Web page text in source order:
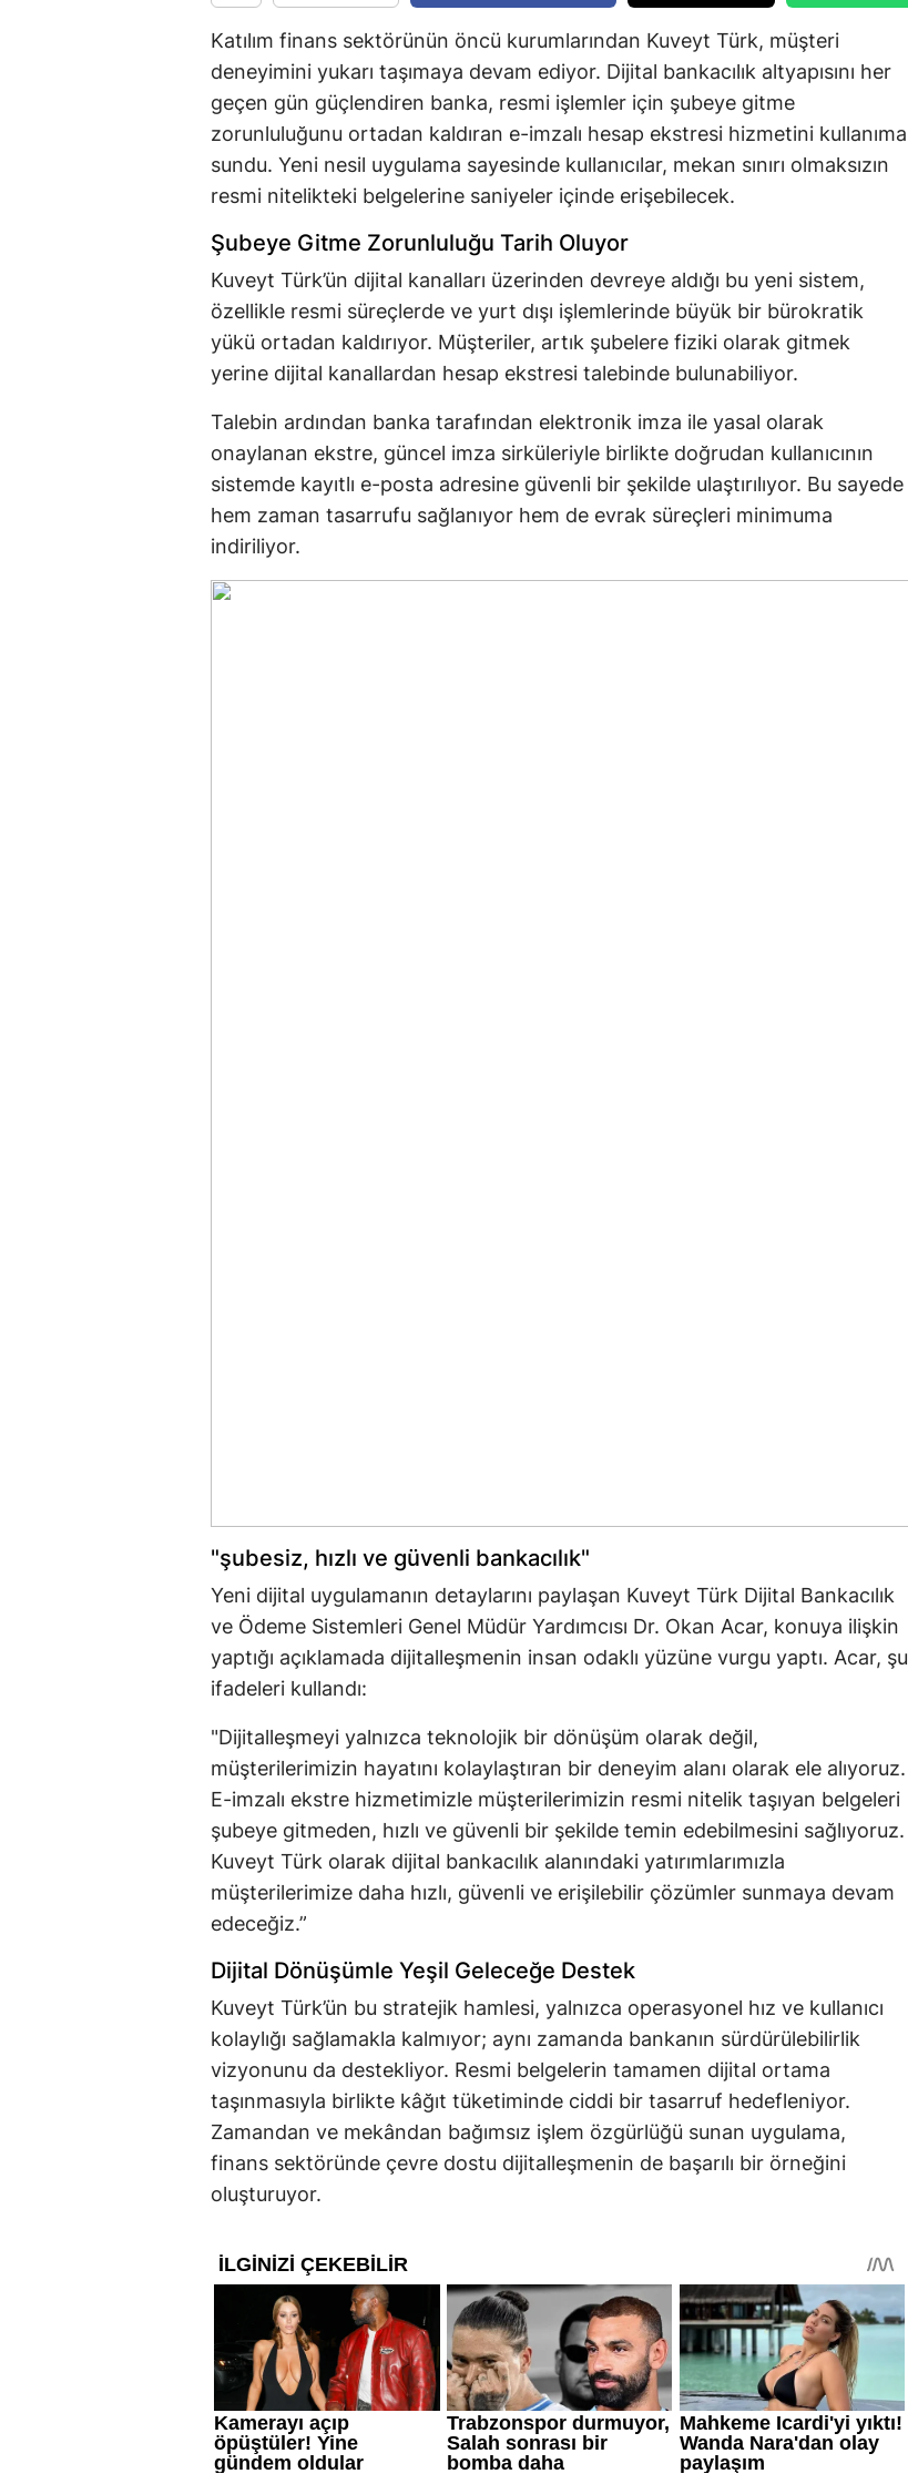
Katılım finans sektörünün öncü kurumlarından Kuveyt Türk, müşteri
deneyimini yukarı taşımaya devam ediyor. Dijital bankacılık altyapısını her
geçen gün güçlendiren banka, resmi işlemler için şubeye gitme
zorunluluğunu ortadan kaldıran e-imzalı hesap ekstresi hizmetini kullanıma
sundu. Yeni nesil uygulama sayesinde kullanıcılar, mekan sınırı olmaksızın
resmi nitelikteki belgelerine saniyeler içinde erişebilecek.
Şubeye Gitme Zorunluluğu Tarih Oluyor
Kuveyt Türk’ün dijital kanalları üzerinden devreye aldığı bu yeni sistem,
özellikle resmi süreçlerde ve yurt dışı işlemlerinde büyük bir bürokratik
yükü ortadan kaldırıyor. Müşteriler, artık şubelere fiziki olarak gitmek
yerine dijital kanallardan hesap ekstresi talebinde bulunabiliyor.
Talebin ardından banka tarafından elektronik imza ile yasal olarak
onaylanan ekstre, güncel imza sirküleriyle birlikte doğrudan kullanıcının
sistemde kayıtlı e-posta adresine güvenli bir şekilde ulaştırılıyor. Bu sayede
hem zaman tasarrufu sağlanıyor hem de evrak süreçleri minimuma
indiriliyor.
"şubesiz, hızlı ve güvenli bankacılık"
Yeni dijital uygulamanın detaylarını paylaşan Kuveyt Türk Dijital Bankacılık
ve Ödeme Sistemleri Genel Müdür Yardımcısı Dr. Okan Acar, konuya ilişkin
yaptığı açıklamada dijitalleşmenin insan odaklı yüzüne vurgu yaptı. Acar, şu
ifadeleri kullandı:
"Dijitalleşmeyi yalnızca teknolojik bir dönüşüm olarak değil,
müşterilerimizin hayatını kolaylaştıran bir deneyim alanı olarak ele alıyoruz.
E-imzalı ekstre hizmetimizle müşterilerimizin resmi nitelik taşıyan belgeleri
şubeye gitmeden, hızlı ve güvenli bir şekilde temin edebilmesini sağlıyoruz.
Kuveyt Türk olarak dijital bankacılık alanındaki yatırımlarımızla
müşterilerimize daha hızlı, güvenli ve erişilebilir çözümler sunmaya devam
edeceğiz.”
Dijital Dönüşümle Yeşil Geleceğe Destek
Kuveyt Türk’ün bu stratejik hamlesi, yalnızca operasyonel hız ve kullanıcı
kolaylığı sağlamakla kalmıyor; aynı zamanda bankanın sürdürülebilirlik
vizyonunu da destekliyor. Resmi belgelerin tamamen dijital ortama
taşınmasıyla birlikte kâğıt tüketiminde ciddi bir tasarruf hedefleniyor.
Zamandan ve mekândan bağımsız işlem özgürlüğü sunan uygulama,
finans sektöründe çevre dostu dijitalleşmenin de başarılı bir örneğini
oluşturuyor.